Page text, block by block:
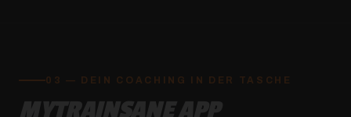
03 — DEIN COACHING IN DER TASCHE
MYTRAINSANE APP